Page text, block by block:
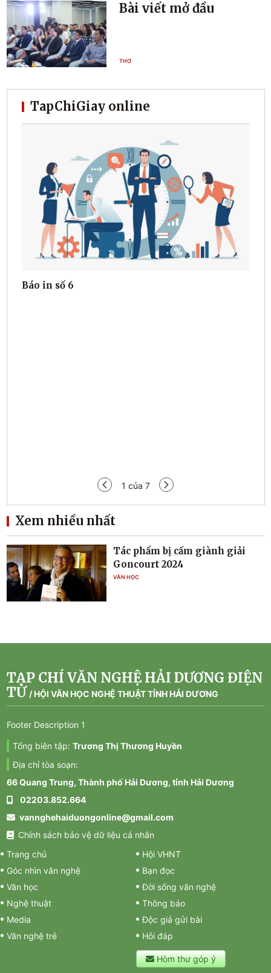
Bài viết mở đầu
THƠ
TapChiGiay online
Báo in số 6
1 của 7
Xem nhiều nhất
Tác phẩm bị cấm giành giải
Goncourt 2024
VĂN HỌC
TẠP CHÍ VĂN NGHỆ HẢI DƯƠNG ĐIỆN
TỬ /HỘI VĂN HỌC NGHỆ THUẬT TỈNH HẢI DƯƠNG
Footer Description 1
Tổng biên tập: Trương Thị Thương Huyền
Địa chỉ tòa soạn:
66 Quang Trung, Thành phố Hải Dương, tỉnh Hải Dương
02203.852.664
vannghehaiduongonline@gmail.com
Chính sách bảo vệ dữ liệu cá nhân
Trang chủ
Góc nhìn văn nghệ
Văn học
Nghệ thuật
Media
Văn nghệ trẻ
Hội VHNT
Bạn đọc
Đời sống văn nghệ
Thông báo
Độc giả gửi bài
Hỏi đáp
Hòm thư góp ý